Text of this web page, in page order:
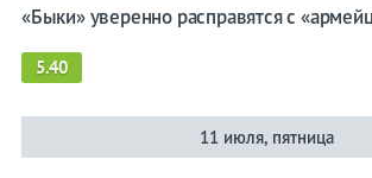
«Быки» уверенно расправятся с
5.40
11 июля, пятница